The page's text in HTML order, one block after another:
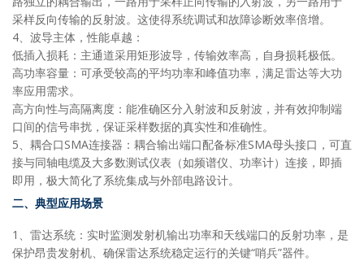
采样反向传输的反射波。这使得系统调试和故障诊断效率倍增。
4、波导主体，性能卓越：
低插入损耗：主通道采用矩形波导，传输效率高，自身损耗极低。
高功率容量：可承受较高的平均功率和峰值功率，满足雷达等大功
率应用需求。
高方向性与高隔离度：能准确区分入射波和反射波，并有效抑制端
口间的信号串扰，保证采样数据的真实性和准确性。
5、耦合口SMA连接器：耦合输出端口配备标准SMA母头接口，可直
接与同轴电缆及大多数测试仪表（如频谱仪、功率计）连接，即插
即用，极大简化了系统集成与外部电路设计。
二、典型应用场景
1、雷达系统：实时监测发射机输出功率和天线端口的反射功率，是
保护昂贵发射机、确保雷达系统稳定运行的关键“哨兵”器件。